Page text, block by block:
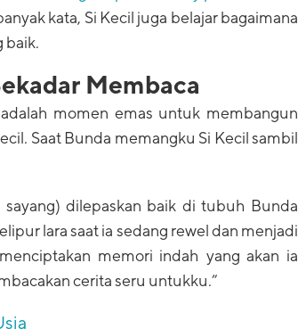
kata, Si Kecil juga belajar bagaimana
baik.
Membaca
momen emas untuk membangun
Saat Bunda memangku Si Kecil sambil
dilepaskan baik di tubuh Bunda
lara saat ia sedang rewel dan menjadi
memori indah yang akan ia
cerita seru untukku.”